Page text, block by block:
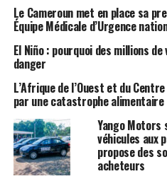
Le Cameroun met en place sa
Équipe Médicale d’Urgence
El Niño : pourquoi des millions
danger
L’Afrique de l’Ouest et du
par une catastrophe alimentaire
Yango Motors
véhicules aux
propose des
acheteurs